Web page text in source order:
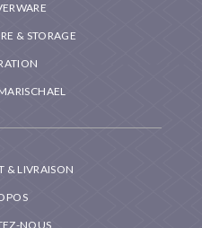
& STORAGE
& LIVRAISON
NOUS